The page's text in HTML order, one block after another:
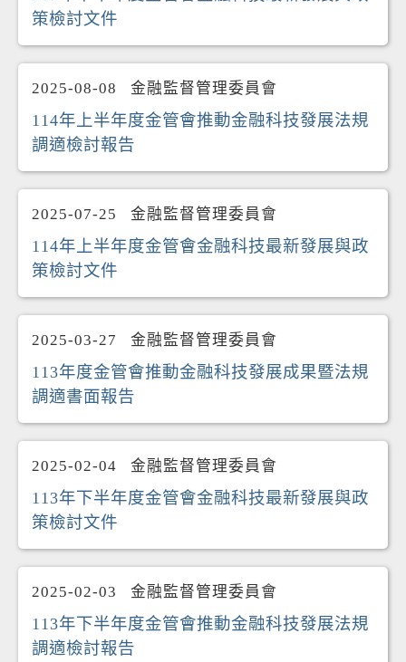
策檢討文件
2025-08-08 金融監督管理委員會
114年上半年度金管會推動金融科技發展法規
調適檢討報告
2025-07-25 金融監督管理委員會
114年上半年度金管會金融科技最新發展與政
策檢討文件
2025-03-27 金融監督管理委員會
113年度金管會推動金融科技發展成果暨法規
調適書面報告
2025-02-04 金融監督管理委員會
113年下半年度金管會金融科技最新發展與政
策檢討文件
2025-02-03 金融監督管理委員會
113年下半年度金管會推動金融科技發展法規
調適檢討報告